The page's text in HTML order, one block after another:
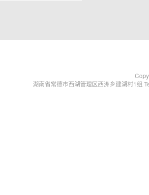
湖南省常德市西湖管理区西洲乡建湖村1组